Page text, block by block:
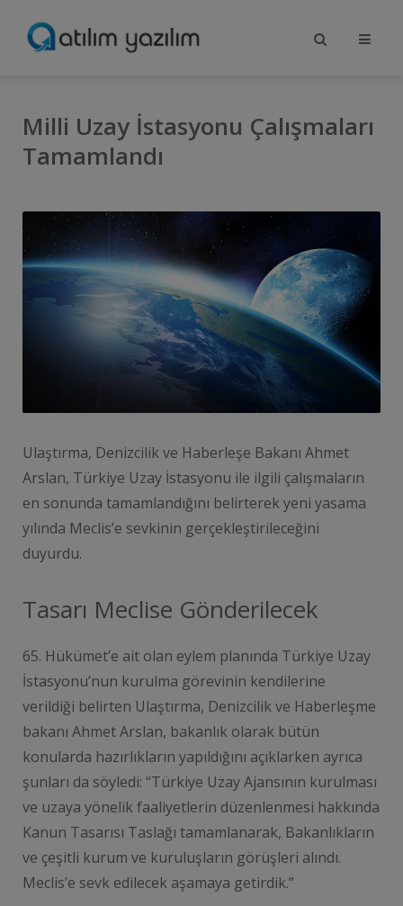
Milli Uzay İstasyonu Çalışmaları
Tamamlandı
Ulaştırma, Denizcilik ve Haberleşe Bakanı Ahmet
Arslan, Türkiye Uzay İstasyonu ile ilgili çalışmaların
en sonunda tamamlandığını belirterek yeni yasama
yılında Meclis’e sevkinin gerçekleştirileceğini
duyurdu.
Tasarı Meclise Gönderilecek
65. Hükümet’e ait olan eylem planında Türkiye Uzay
İstasyonu’nun kurulma görevinin kendilerine
verildiği belirten Ulaştırma, Denizcilik ve Haberleşme
bakanı Ahmet Arslan, bakanlık olarak bütün
konularda hazırlıkların yapıldığını açıklarken ayrıca
şunları da söyledi: “Türkiye Uzay Ajansının kurulması
ve uzaya yönelik faaliyetlerin düzenlenmesi hakkında
Kanun Tasarısı Taslağı tamamlanarak, Bakanlıkların
ve çeşitli kurum ve kuruluşların görüşleri alındı.
Meclis’e sevk edilecek aşamaya getirdik.”